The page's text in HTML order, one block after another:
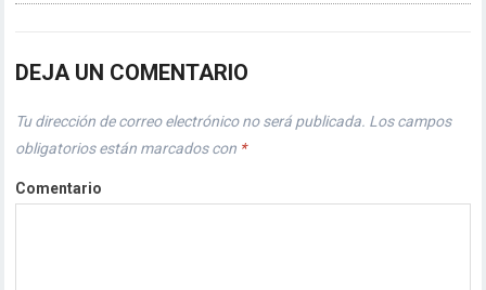
DEJA UN COMENTARIO
Tu dirección de correo electrónico no será publicada. Los campos
obligatorios están marcados con *
Comentario